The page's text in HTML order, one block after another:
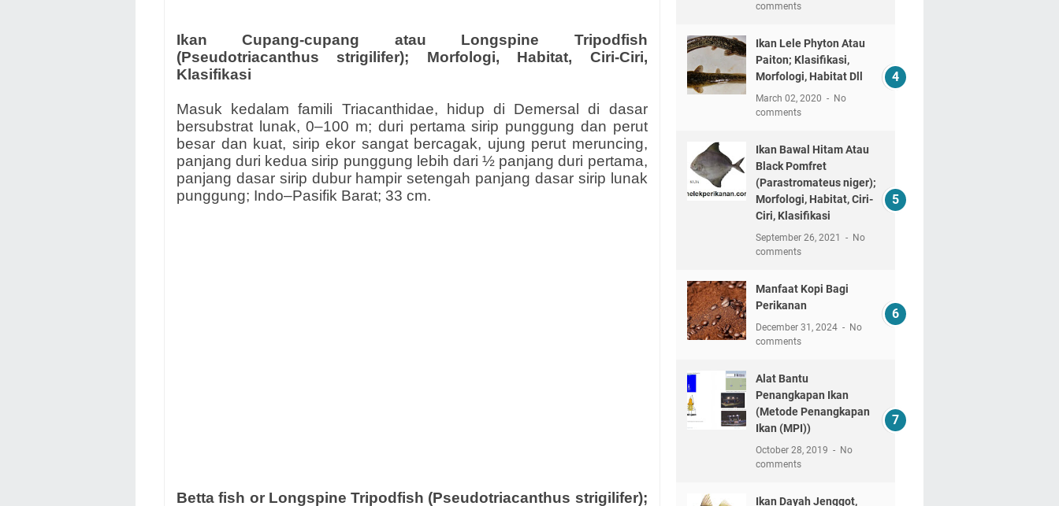
Ikan Cupang-cupang atau Longspine Tripodfish
(Pseudotriacanthus strigilifer); Morfologi, Habitat, Ciri-Ciri,
Klasifikasi
Masuk kedalam famili Triacanthidae, hidup di Demersal di dasar
bersubstrat lunak, 0–100 m; duri pertama sirip punggung dan perut
besar dan kuat, sirip ekor sangat bercagak, ujung perut meruncing,
panjang duri kedua sirip punggung lebih dari ½ panjang duri pertama,
panjang dasar sirip dubur hampir setengah panjang dasar sirip lunak
punggung; Indo–Pasifik Barat; 33 cm.
Betta fish or Longspine Tripodfish (Pseudotriacanthus strigilifer);
comments
Ikan Lele Phyton Atau
Paiton; Klasifikasi,
Morfologi, Habitat Dll
March 02, 2020
No
comments
Ikan Bawal Hitam Atau
Black Pomfret
(Parastromateus niger);
Morfologi, Habitat, Ciri-
Ciri, Klasifikasi
September 26, 2021
No
comments
Manfaat Kopi Bagi
Perikanan
December 31, 2024
No
comments
Alat Bantu
Penangkapan Ikan
(Metode Penangkapan
Ikan (MPI))
October 28, 2019
No
comments
Ikan Dayah Jenggot,